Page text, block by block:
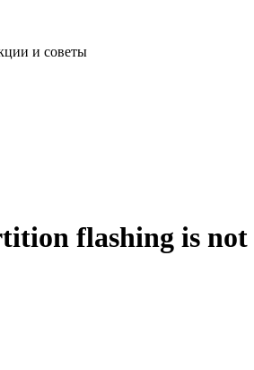
и советы
flashing is not